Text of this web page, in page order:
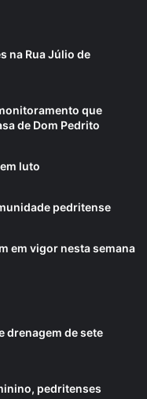
na Rua Júlio de
que
de Dom Pedrito
luto
pedritense
em vigor nesta semana
drenagem de sete
pedritenses